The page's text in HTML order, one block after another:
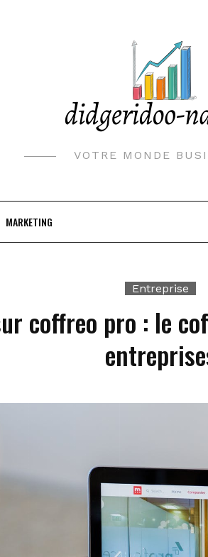
VOTRE MONDE
MARKETING
Entreprise
coffreo pro : le